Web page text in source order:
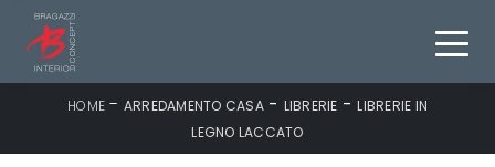
HOME - ARREDAMENTO CASA- LIBRERIE -LIBRERIE IN
LEGNO LACCATO